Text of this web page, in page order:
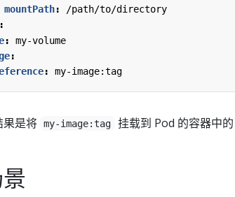
mountPath:
/path/to/directory
:
:
my-volume
:
: my-image:tag
果是将 my-image:tag 挂载到 Pod 的容器中的